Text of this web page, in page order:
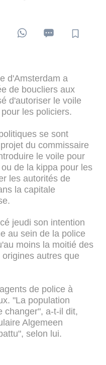
d'Amsterdam a
de boucliers aux
d'autoriser le voile
les policiers.
se sont
du commissaire
le voile pour
de la kippa pour les
les autorités de
la capitale
jeudi son intention
au sein de la police
moins la moitié des
autres que
de police à
"La population
changer", a-t-il dit,
Algemeen
selon lui.